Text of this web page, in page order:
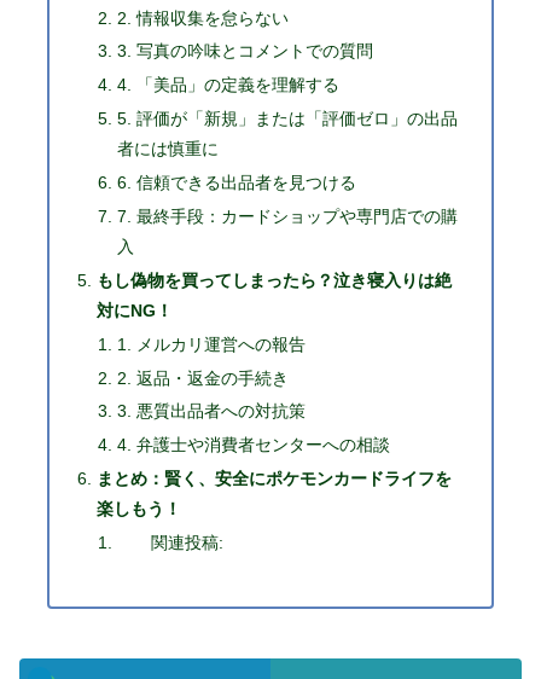
2. 情報収集を怠らない
3. 写真の吟味とコメントでの質問
4. 「美品」の定義を理解する
5. 評価が「新規」または「評価ゼロ」の出品
者には慎重に
6. 信頼できる出品者を見つける
7. 最終手段：カードショップや専門店での購
入
もし偽物を買ってしまったら？泣き寝入りは絶
対にNG！
1. メルカリ運営への報告
2. 返品・返金の手続き
3. 悪質出品者への対抗策
4. 弁護士や消費者センターへの相談
まとめ：賢く、安全にポケモンカードライフを
楽しもう！
関連投稿: